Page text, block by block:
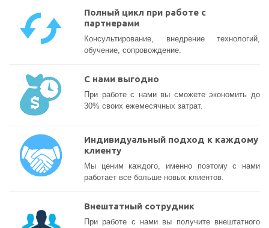
Полный цикл при работе с
партнерами
Консультирование, внедрение технологий,
обучение, сопровождение.
С нами выгодно
При работе с нами вы сможете экономить до
30% своих ежемесячных затрат.
Индивидуальный подход к каждому
клиенту
Мы ценим каждого, именно поэтому с нами
работает все больше новых клиентов.
Внештатный сотрудник
При работе с нами вы получите внештатного